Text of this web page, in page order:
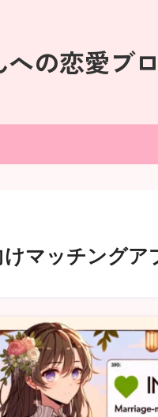
への恋愛ブ
けマッチング